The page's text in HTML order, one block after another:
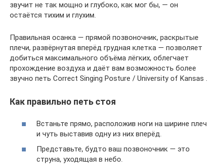
звучит не так мощно и глубоко, как мог бы, — он
остаётся тихим и глухим.
Правильная осанка — прямой позвоночник, раскрытые
плечи, развёрнутая вперёд грудная клетка — позволяет
добиться максимального объёма лёгких, облегчает
прохождение воздуха и даёт вам возможность более
звучно петь Correct Singing Posture / University of Kansas .
Как правильно петь стоя
Встаньте прямо, расположив ноги на ширине плеч
и чуть выставив одну из них вперёд.
Представьте, будто ваш позвоночник — это
струна, уходящая в небо.